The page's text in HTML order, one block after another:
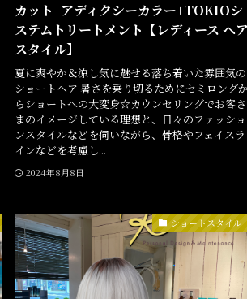
カット+アディクシーカラー+TOKIOシ
ステムトリートメント【レディース ヘア
スタイル】
夏に爽やか＆涼し気に魅せる落ち着いた雰囲気の
ショートヘア 暑さを乗り切るためにセミロングか
らショートへの大変身☆カウンセリングでお客さ
まのイメージしている理想と、日々のファッショ
ンスタイルなどを伺いながら、骨格やフェイスラ
インなどを考慮し...
2024年8月8日
ショートスタイル